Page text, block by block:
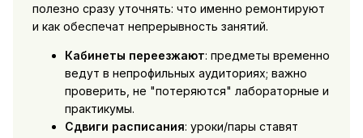
полезно сразу уточнять: что именно ремонтируют
и как обеспечат непрерывность занятий.
Кабинеты переезжают: предметы временно
ведут в непрофильных аудиториях; важно
проверить, не "потеряются" лабораторные и
практикумы.
Сдвиги расписания: уроки/пары ставят